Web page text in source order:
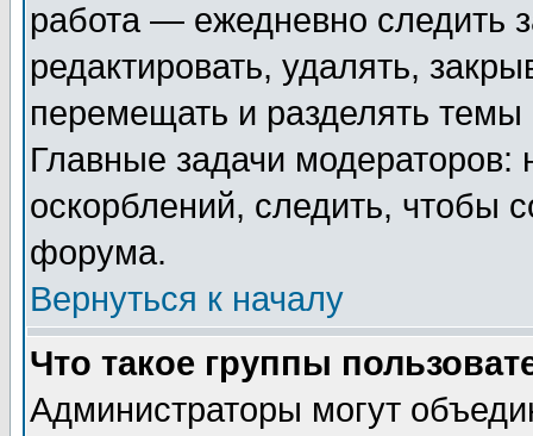
работа — ежедневно следить
редактировать, удалять,
перемещать и разделять
Главные задачи
оскорблений, следить, чтобы
форума.
Вернуться к началу
Что такое группы
Администраторы могут